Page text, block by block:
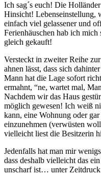
Ich sag´s euch! Die
Hinsicht! Lebenseinstellung,
einfach viel gelassener und
Ferienhäuschen hab ich mich
gleich gekauft!
Versteckt in zweiter Reihe
ahnen lässt, dass sich
Mann hat die Lage sofort
ermahnt, “ne, wartet mal,
Nachdem wir das Haus
möglich gewesen! Ich weiß
kann, eine Wohnung oder
einzunehmen (verwüsten
vielleicht liest die Besitzerin
Jedenfalls hat man mir
dass deshalb vielleicht das
unscharf ist… unter